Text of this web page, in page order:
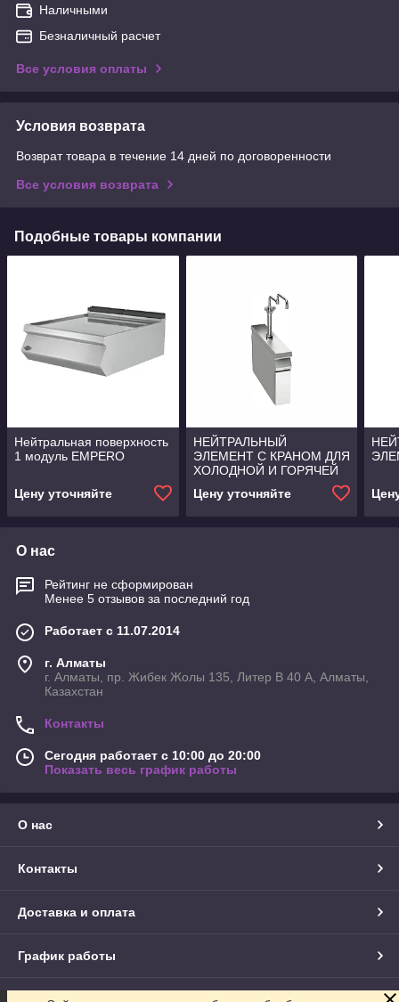
Наличными
Безналичный расчет
Все условия оплаты
Условия возврата
Возврат товара в течение 14 дней по договоренности
Все условия возврата
Подобные товары компании
Нейтральная поверхность
1 модуль EMPERO
Цену уточняйте
НЕЙТРАЛЬНЫЙ
ЭЛЕМЕНТ С КРАНОМ ДЛЯ
ХОЛОДНОЙ И ГОРЯЧЕЙ
Цену уточняйте
О нас
Рейтинг не сформирован
Менее 5 отзывов за последний год
Работает с 11.07.2014
г. Алматы
г. Алматы, пр. Жибек Жолы 135, Литер В 40 А, Алматы,
Казахстан
Контакты
Сегодня работает с 10:00 до 20:00
Показать весь график работы
О нас
Контакты
Доставка и оплата
График работы